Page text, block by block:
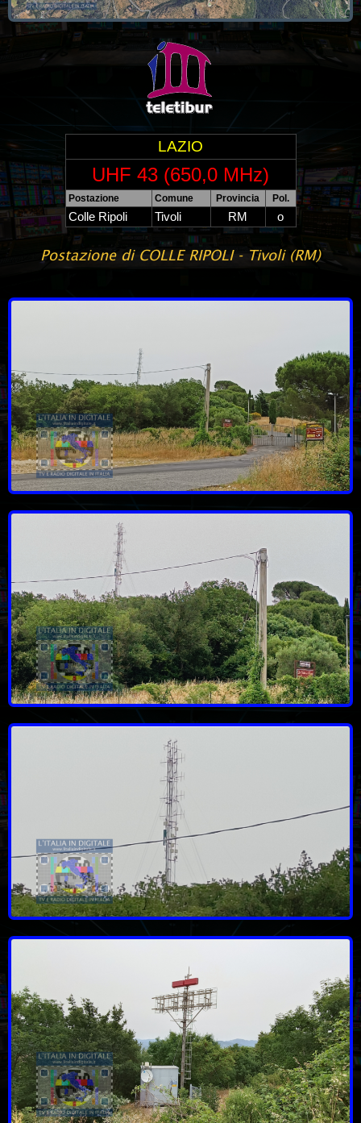
LAZIO
UHF 43 (650,0 MHz)
Postazione Comune Provincia Pol.
Colle Ripoli Tivoli RM o
Postazione di COLLE RIPOLI - Tivoli (RM)